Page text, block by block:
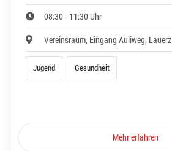
08:30 - 11:30 Uhr
Vereinsraum, Eingang Auliweg, Lauerz
Jugend Gesundheit
Mehr erfahren